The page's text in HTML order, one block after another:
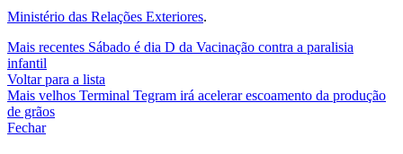
Ministério das Relações Exteriores.
Mais recentes Sábado é dia D da Vacinação contra a paralisia
infantil
Voltar para a lista
Mais velhos Terminal Tegram irá acelerar escoamento da produção
de grãos
Fechar